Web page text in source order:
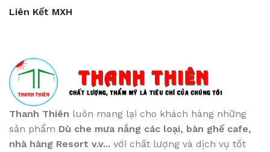
Liên Kết MXH
Thanh Thiên luôn mang lại cho khách hàng những
sản phẩm Dù che mưa nắng các loại, bàn ghế cafe,
nhà hàng Resort v.v... với chất lượng và dịch vụ tốt